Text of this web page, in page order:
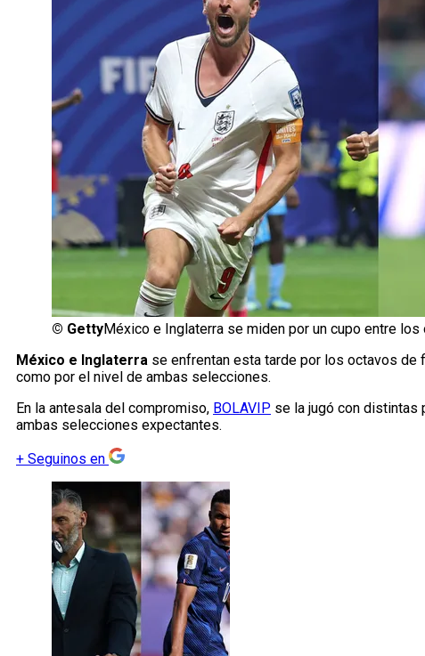
© GettyMéxico e Inglaterra se miden por un cupo entre
México e Inglaterra se enfrentan esta tarde por los octavos de
como por el nivel de ambas selecciones.
En la antesala del compromiso, BOLAVIP se la jugó con distintas
ambas selecciones expectantes.
+ Seguinos en